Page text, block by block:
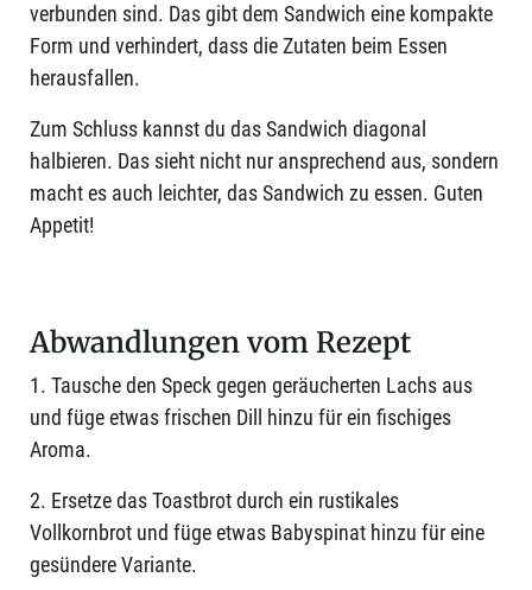
verbunden sind. Das gibt dem Sandwich eine kompakte
Form und verhindert, dass die Zutaten beim Essen
herausfallen.
Zum Schluss kannst du das Sandwich diagonal
halbieren. Das sieht nicht nur ansprechend aus, sondern
macht es auch leichter, das Sandwich zu essen. Guten
Appetit!
Abwandlungen vom Rezept
1. Tausche den Speck gegen geräucherten Lachs aus
und füge etwas frischen Dill hinzu für ein fischiges
Aroma.
2. Ersetze das Toastbrot durch ein rustikales
Vollkornbrot und füge etwas Babyspinat hinzu für eine
gesündere Variante.